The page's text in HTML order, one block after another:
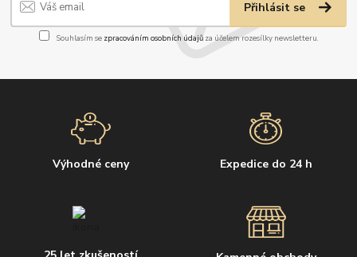
Přihlásit se
Souhlasím se zpracováním osobních údajůza účelem rozesílky newsletteru.
Výhodné ceny Expedice do 24 h